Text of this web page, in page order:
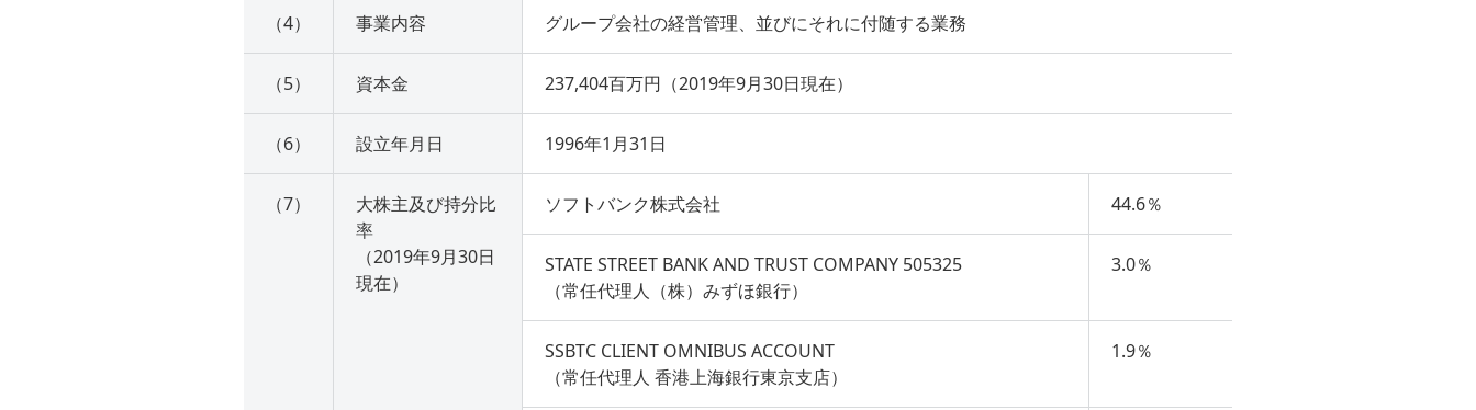
（4） 事業内容 グループ会社の経営管理、並びにそれに付随する業務
（5） 資本金 237,404百万円（2019年9月30日現在）
（6） 設立年月日 1996年1月31日
（7）
大株主及び持分比
率
（2019年9月30日
現在）
ソフトバンク株式会社 44.6％
STATE STREET BANK AND TRUST COMPANY 505325
（常任代理人（株）みずほ銀行）
3.0％
SSBTC CLIENT OMNIBUS ACCOUNT
（常任代理人 香港上海銀行東京支店）
1.9％